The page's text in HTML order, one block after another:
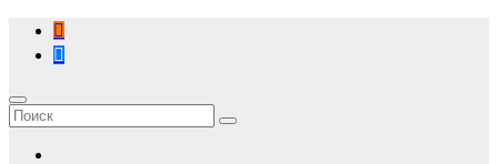
Перейти
содержимому